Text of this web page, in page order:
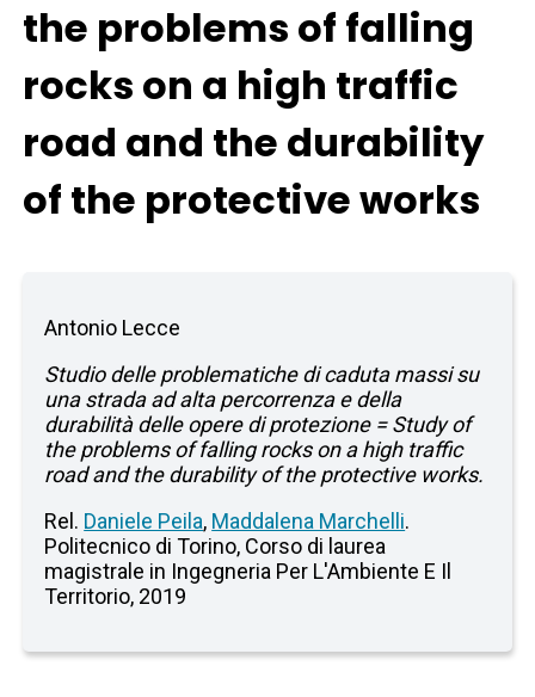
the problems of falling
rocks on a high traffic
road and the durability
of the protective works
Antonio Lecce
Studio delle problematiche di caduta massi su
una strada ad alta percorrenza e della
durabilità delle opere di protezione = Study of
the problems of falling rocks on a high traffic
road and the durability of the protective works.
Rel. Daniele Peila, Maddalena Marchelli.
Politecnico di Torino, Corso di laurea
magistrale in Ingegneria Per L'Ambiente E Il
Territorio, 2019